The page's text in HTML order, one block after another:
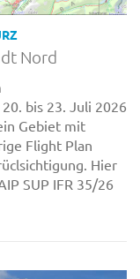
Nord
bis 23. Juli 2026
Gebiet mit
Flight Plan
Hier
SUP IFR 35/26